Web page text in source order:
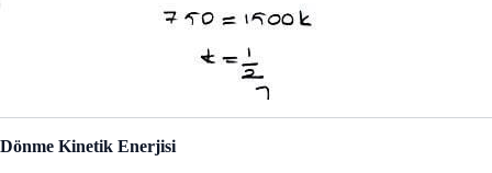
Dönme Kinetik Enerjisi